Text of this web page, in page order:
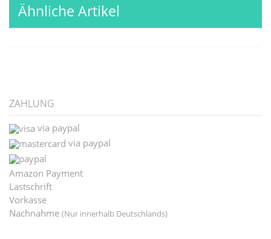
Ähnliche Artikel
ZAHLUNG
via paypal
via paypal
Amazon Payment
Lastschrift
Vorkasse
Nachnahme (Nur innerhalb Deutschlands)